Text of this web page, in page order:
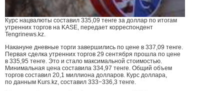
Курс нацвалюты составил 335,09 тенге за доллар по итогам
утренних торгов на KASE, передает корреспондент
Tengrinews.kz.
Накануне дневные торги завершились по цене в 337,09 тенге.
Первая сделка утренних торгов 29 сентября прошла по цене
в 335,95 тенге. Это и стало максимальной стоимостью.
Минимальная цена составила 334,97 тенге. Общий объем
торгов составил 20,1 миллиона долларов. Курс доллара,
по данным Kurs.kz, составил 333−336,3 тенге.